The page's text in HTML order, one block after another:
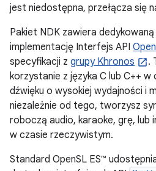
jest niedostępna, przełącza się
Pakiet NDK zawiera
implementację Interfejs API
specyfikacji z grupy Khronos
.
korzystanie z języka C lub C++
dźwięku o wysokiej wydajności i
niezależnie od tego, tworzysz
roboczą audio, karaoke, grę, lub
w czasie rzeczywistym.
Standard OpenSL ES™